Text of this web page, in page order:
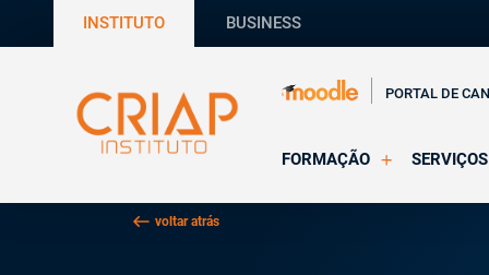
INSTITUTO BUSINESS
PORTAL DE
FORMAÇÃO SERVIÇOS
voltar atrás